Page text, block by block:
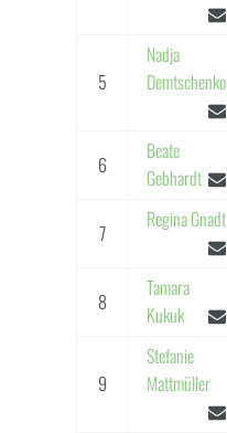
5
Nadja
Demtschenko
6
Beate
Gebhardt
7
Regina Gnadt
8
Tamara
Kukuk
9
Stefanie
Mattmüller